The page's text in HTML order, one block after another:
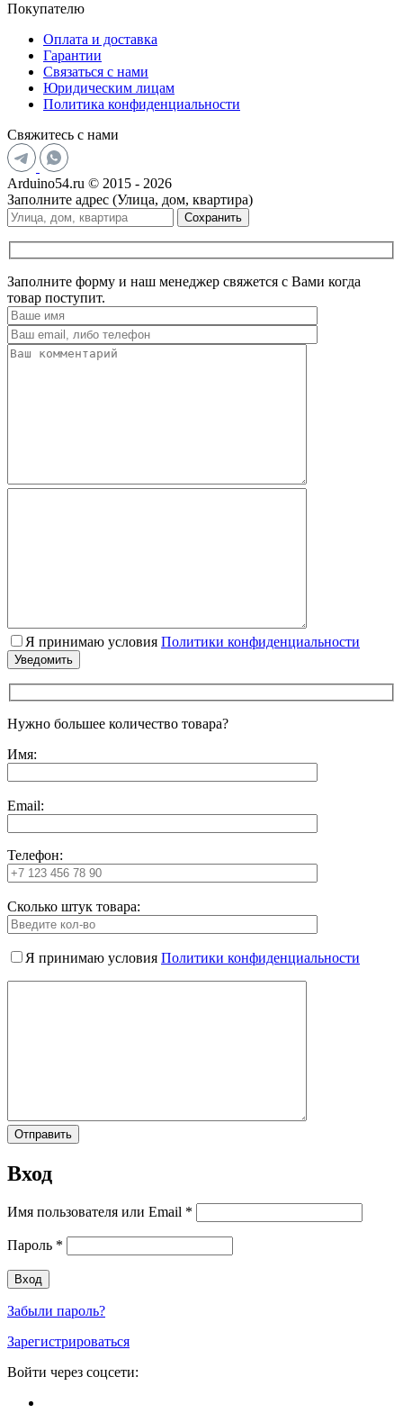
Покупателю
Оплата и доставка
Гарантии
Связаться с нами
Юридическим лицам
Политика конфиденциальности
Свяжитесь с нами
Arduino54.ru © 2015 - 2026
Заполните адрес (Улица, дом, квартира)
Сохранить
Заполните форму и наш менеджер свяжется с Вами когда
товар поступит.
Я принимаю условия Политики конфиденциальности
Нужно большее количество товара?
Имя:
Email:
Телефон:
Сколько штук товара:
Я принимаю условия Политики конфиденциальности
Вход
Имя пользователя или Email *
Пароль *
Забыли пароль?
Зарегистрироваться
Войти через соцсети: